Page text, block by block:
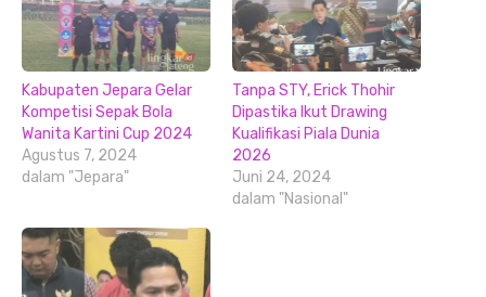
Kabupaten Jepara Gelar
Kompetisi Sepak Bola
Wanita Kartini Cup 2024
Agustus 7, 2024
dalam "Jepara"
Tanpa STY, Erick Thohir
Dipastika Ikut Drawing
Kualifikasi Piala Dunia
2026
Juni 24, 2024
dalam "Nasional"